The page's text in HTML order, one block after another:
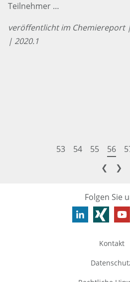
Teilnehmer …
veröffentlicht im Chemiereport
| 2020.1
53 54 55 56
❮
❯
Folgen Sie
Kontakt